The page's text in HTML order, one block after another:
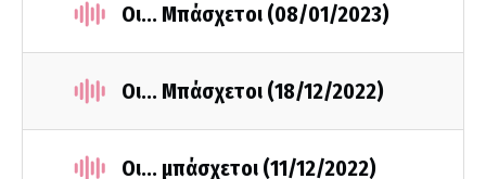
Οι... Μπάσχετοι (08/01/2023)
Οι... Μπάσχετοι (18/12/2022)
Οι... μπάσχετοι (11/12/2022)